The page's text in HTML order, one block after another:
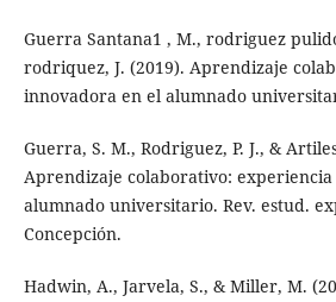
Guerra Santana1 , M., rodriguez
rodriquez, J. (2019). Aprendizaje
innovadora en el alumnado
Guerra, S. M., Rodriguez, P. J., &
Aprendizaje colaborativo:
alumnado universitario. Rev. estud.
Concepción.
Hadwin, A., Jarvela, S., & Miller, M.